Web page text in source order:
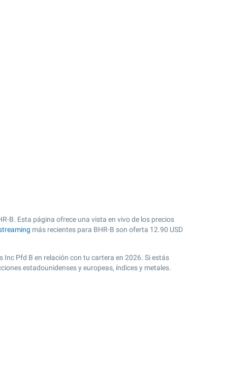
B. Esta página ofrece una vista en vivo de los precios
más recientes para BHR-B son oferta 12.90 USD
Pfd B en relación con tu cartera en 2026. Si estás
estadounidenses y europeas, índices y metales.